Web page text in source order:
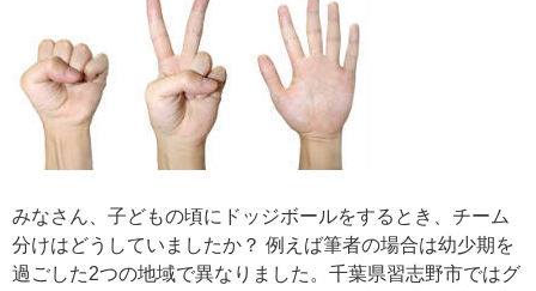
みなさん、子どもの頃にドッジボールをするとき、チーム
分けはどうしていましたか？ 例えば筆者の場合は幼少期を
過ごした2つの地域で異なりました。千葉県習志野市ではグ